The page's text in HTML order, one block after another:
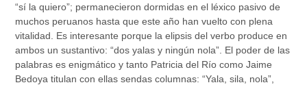
“sí la quiero”; permanecieron dormidas en el léxico pasivo de
muchos peruanos hasta que este año han vuelto con plena
vitalidad. Es interesante porque la elipsis del verbo produce en
ambos un sustantivo: “dos yalas y ningún nola”. El poder de las
palabras es enigmático y tanto Patricia del Río como Jaime
Bedoya titulan con ellas sendas columnas: “Yala, sila, nola”,